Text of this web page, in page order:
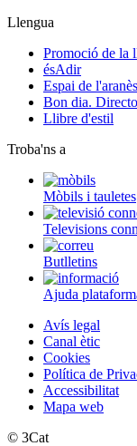
Llengua
Promoció de la
ésAdir
Espai de l'aranès
Bon dia.
Llibre d'estil
Troba'ns a
Mòbils i tauletes
Televisions
Butlletins
Ajuda
Avís legal
Canal ètic
Cookies
Política de
Accessibilitat
Mapa web
© 3Cat